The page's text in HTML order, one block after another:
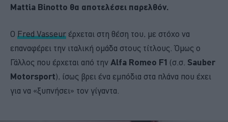
Mattia Binotto θα αποτελέσει παρελθόν.
Ο Fred Vasseur έρχεται στη θέση του, με στόχο να
επαναφέρει την ιταλική ομάδα στους τίτλους. Όμως ο
Γάλλος που έρχεται από την Alfa Romeo F1 (σ.σ. Sauber
Motorsport), ίσως βρει ένα εμπόδια στα πλάνα που έχει
για να «ξυπνήσει» τον γίγαντα.